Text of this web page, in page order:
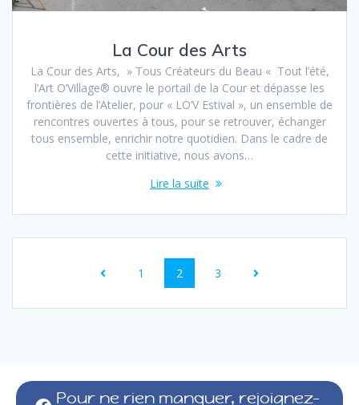
La Cour des Arts
La Cour des Arts, » Tous Créateurs du Beau « Tout l’été,
l’Art O’Village® ouvre le portail de la Cour et dépasse les
frontières de l’Atelier, pour « LO’V Estival », un ensemble de
rencontres ouvertes à tous, pour se retrouver, échanger
tous ensemble, enrichir notre quotidien. Dans le cadre de
cette initiative, nous avons…
Lire la suite
1 2 3
Pour ne rien manquer, rejoignez-